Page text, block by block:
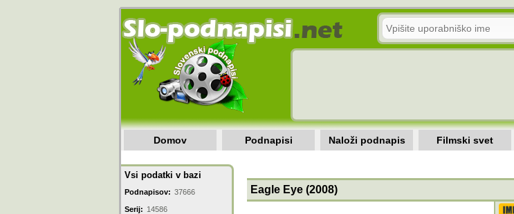
Domov Podnapisi Naloži podnapis Filmski svet
Vsi podatki v bazi
Podnapisov: 37666
Serij: 14586
Eagle Eye (2008)